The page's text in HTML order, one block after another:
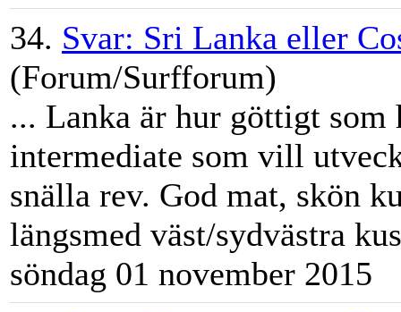
34. Svar: Sri Lanka eller
(Forum/Surfforum)
... Lanka är hur göttigt som
intermediate som vill
snälla rev. God mat, skön
längsmed väst/sydvästra
söndag 01 november 2015